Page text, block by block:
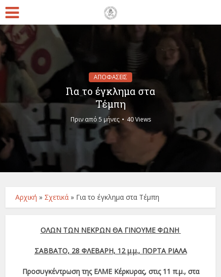
ΑΠΟΦΑΣΕΙΣ
Για το έγκλημα στα
Τέμπη
Πριν από 5 μήνες 40 Views
Αρχική » Σχετικά » Για το έγκλημα στα Τέμπη
ΟΛΩΝ ΤΩΝ ΝΕΚΡΩΝ ΘΑ ΓΙΝΟΥΜΕ ΦΩΝΗ
ΣΑΒΒΑΤΟ, 28 ΦΛΕΒΑΡΗ, 12 μ.μ., ΠΟΡΤΑ ΡΙΑΛΑ
Προσυγκέντρωση της ΕΛΜΕ Κέρκυρας, στις 11 π.μ., στα